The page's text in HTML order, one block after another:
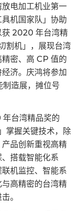
电加工机业第一
机国家队」协助
获 2020 年台湾精
割机」，展现台湾
密、高 CP 值的
济。庆鸿将参加
造展，摊位号
台湾精品奖的
掌握关键技术，除
品创新重视高精
搭载智能化系
机监控、智能系
高精密的台湾精
。